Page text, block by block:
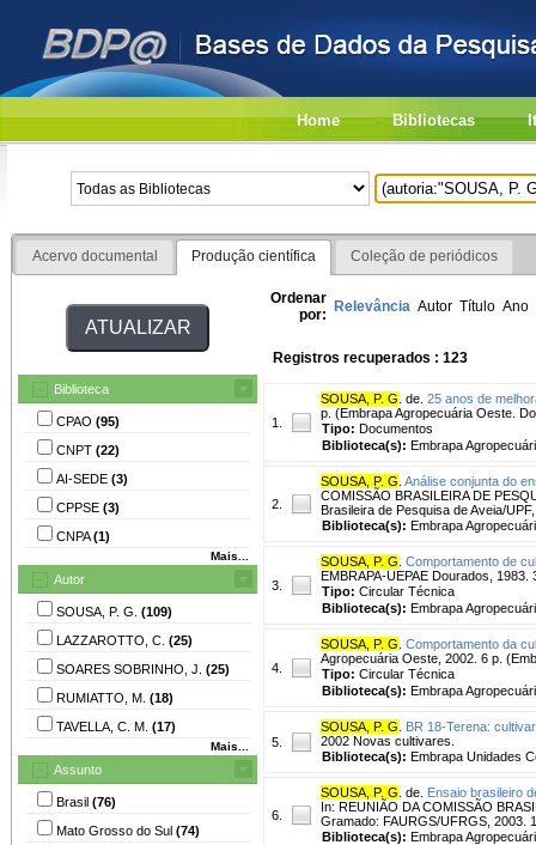
Home Bibliotecas
Acervo documental Produção científica Coleção de periódicos
Biblioteca
CPAO (95)
CNPT (22)
AI-SEDE (3)
CPPSE (3)
CNPA(1)
Mais...
Autor
SOUSA, P. G. (109)
LAZZAROTTO, C. (25)
SOARES SOBRINHO, J. (25)
RUMIATTO, M. (18)
TAVELLA, C. M. (17)
Mais...
Assunto
Brasil (76)
Mato Grosso do Sul (74)
Ordenar
por: Relevância Autor Título Ano
Registros recuperados : 123
1.
SOUSA, P. G . de. 25 anos de
p. (Embrapa Agropecuária Oeste.
Tipo: Documentos
Biblioteca(s): Embrapa
2.
SOUSA, P. G Análise conjunta do
COMISSÃO BRASILEIRA DE
Brasileira de Pesquisa de Aveia/
Biblioteca(s): Embrapa
3.
SOUSA, P. G Comportamento de
EMBRAPA-UEPAE Dourados,
Tipo: Circular Técnica
Biblioteca(s): Embrapa
4.
SOUSA, P. G Comportamento da
Agropecuária Oeste, 2002. 6 p.
Tipo: Circular Técnica
Biblioteca(s): Embrapa
5.
SOUSA, P. G
BR 18-Terena:
2002 Novas cultivares.
Biblioteca(s): Embrapa Unidades
6.
SOUSA, P. G . de. Ensaio brasileiro
In: REUNIÃO DA COMISSÃO
Gramado: FAURGS/UFRGS, 2003.
Biblioteca(s): Embrapa